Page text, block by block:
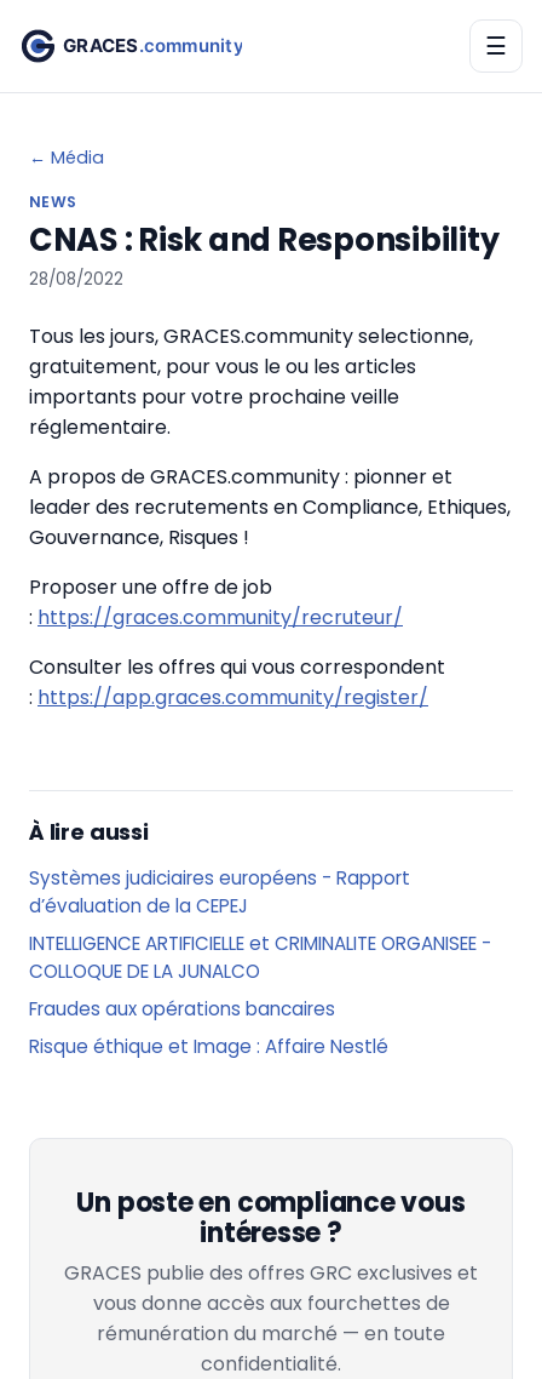
☰
← Média
NEWS
CNAS : Risk and Responsibility
28/08/2022
Tous les jours, GRACES.community selectionne,
gratuitement, pour vous le ou les articles
importants pour votre prochaine veille
réglementaire.
A propos de GRACES.community : pionner et
leader des recrutements en Compliance, Ethiques,
Gouvernance, Risques !
Proposer une offre de job
: https://graces.community/recruteur/
Consulter les offres qui vous correspondent
: https://app.graces.community/register/
À lire aussi
Systèmes judiciaires européens - Rapport
d’évaluation de la CEPEJ
INTELLIGENCE ARTIFICIELLE et CRIMINALITE ORGANISEE -
COLLOQUE DE LA JUNALCO
Fraudes aux opérations bancaires
Risque éthique et Image : Affaire Nestlé
Un poste en compliance vous
intéresse ?
GRACES publie des offres GRC exclusives et
vous donne accès aux fourchettes de
rémunération du marché — en toute
confidentialité.